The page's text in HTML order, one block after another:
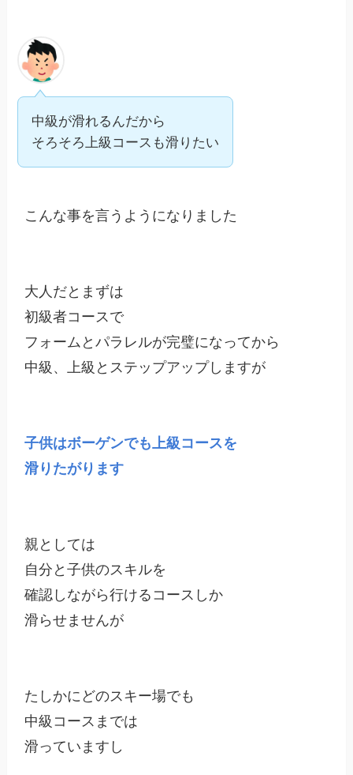
中級が滑れるんだから
そろそろ上級コースも滑りたい
こんな事を言うようになりました
大人だとまずは
初級者コースで
フォームとパラレルが完璧になってから
中級、上級とステップアップしますが
子供はボーゲンでも上級コースを
滑りたがります
親としては
自分と子供のスキルを
確認しながら行けるコースしか
滑らせませんが
たしかにどのスキー場でも
中級コースまでは
滑っていますし